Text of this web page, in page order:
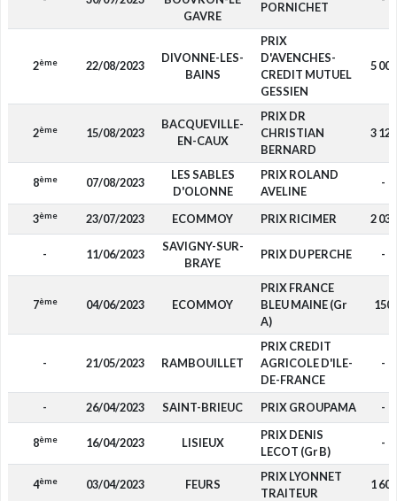
GAVRE
PORNICHET
2ème 22/08/2023
DIVONNE-LES-
BAINS
PRIX
D'AVENCHES-
CREDIT MUTUEL
GESSIEN
5 000
2ème 15/08/2023
BACQUEVILLE-
EN-CAUX
PRIX DR
CHRISTIAN
BERNARD
3 125
8ème 07/08/2023
LES SABLES
D'OLONNE
PRIX ROLAND
AVELINE
-
3ème 23/07/2023 ECOMMOY PRIX RICIMER 2 030
- 11/06/2023
SAVIGNY-SUR-
BRAYE
PRIX DU PERCHE -
7ème 04/06/2023 ECOMMOY
PRIX FRANCE
BLEU MAINE (Gr
A)
150
- 21/05/2023 RAMBOUILLET
PRIX CREDIT
AGRICOLE D'ILE-
DE-FRANCE
-
- 26/04/2023 SAINT-BRIEUC PRIX GROUPAMA -
8ème 16/04/2023 LISIEUX
PRIX DENIS
LECOT (Gr B)
-
4ème 03/04/2023 FEURS
PRIX LYONNET
TRAITEUR
1 600